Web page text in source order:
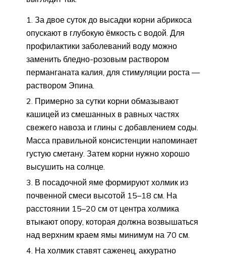
За двое суток до высадки корни абрикоса
опускают в глубокую ёмкость с водой. Для
профилактики заболеваний воду можно
заменить бледно-розовым раствором
перманганата калия, для стимуляции роста —
раствором Эпина.
Примерно за сутки корни обмазывают
кашицей из смешанных в равных частях
свежего навоза и глины с добавлением соды.
Масса правильной консистенции напоминает
густую сметану. Затем корни нужно хорошо
высушить на солнце.
В посадочной яме формируют холмик из
почвенной смеси высотой 15–18 см. На
расстоянии 15–20 см от центра холмика
втыкают опору, которая должна возвышаться
над верхним краем ямы минимум на 70 см.
На холмик ставят саженец, аккуратно